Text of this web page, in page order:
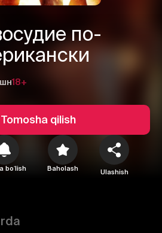
по-
18+
Tomosha qilish
boʻlish Baholash Ulashish
1 2